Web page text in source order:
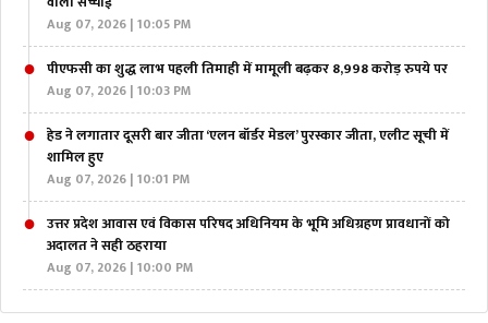
Aug 07, 2026 | 10:05 PM
पीएफसी का शुद्ध लाभ पहली तिमाही में मामूली बढ़कर 8,998 करोड़ रुपये पर
Aug 07, 2026 | 10:03 PM
हेड ने लगातार दूसरी बार जीता ‘एलन बॉर्डर मेडल’ पुरस्कार जीता, एलीट सूची में
शामिल हुए
Aug 07, 2026 | 10:01 PM
उत्तर प्रदेश आवास एवं विकास परिषद अधिनियम के भूमि अधिग्रहण प्रावधानों को
अदालत ने सही ठहराया
Aug 07, 2026 | 10:00 PM